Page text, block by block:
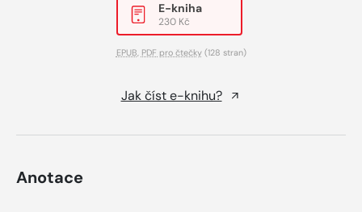
E-kniha
230 Kč
EPUB, PDF pro čtečky(128 stran)
Jak číst e-knihu?
Anotace